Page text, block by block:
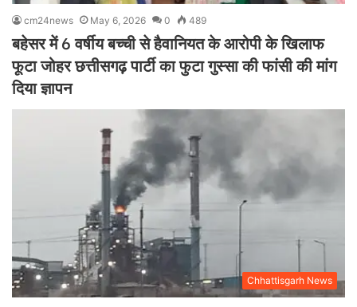
cm24news May 6, 2026 0 489
बहेसर में 6 वर्षीय बच्ची से हैवानियत के आरोपी के खिलाफ
फूटा जोहर छत्तीसगढ़ पार्टी का फुटा गुस्सा की फांसी की मांग
दिया ज्ञापन
Chhattisgarh News